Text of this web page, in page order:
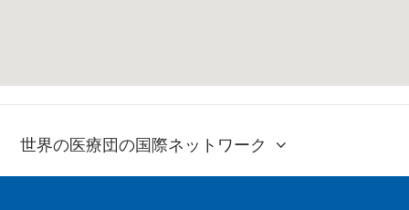
世界の医療団の国際ネットワーク